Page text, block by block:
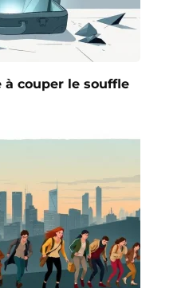
couper le souffle